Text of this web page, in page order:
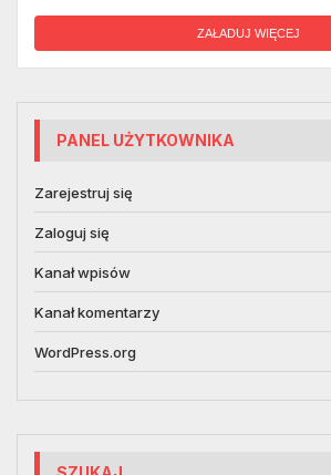
ZAŁADUJ WIĘCEJ
PANEL UŻYTKOWNIKA
Zarejestruj się
Zaloguj się
Kanał wpisów
Kanał komentarzy
WordPress.org